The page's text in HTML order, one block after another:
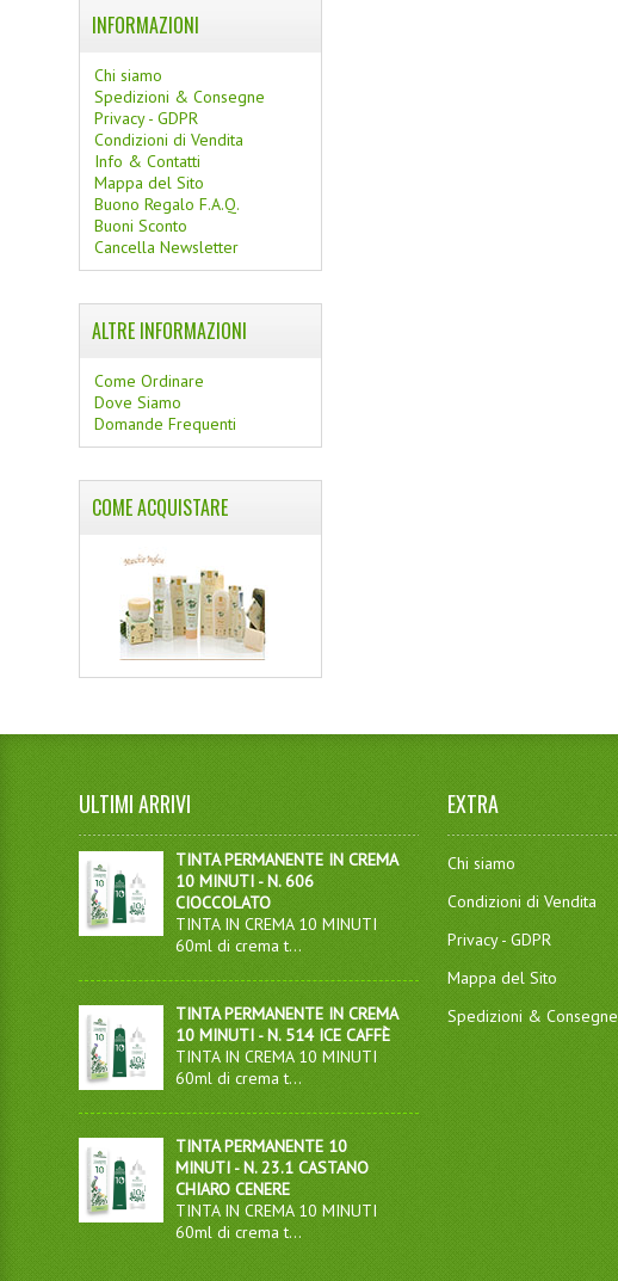
INFORMAZIONI
Chi siamo
Spedizioni & Consegne
Privacy - GDPR
Condizioni di Vendita
Info & Contatti
Mappa del Sito
Buono Regalo F.A.Q.
Buoni Sconto
Cancella Newsletter
ALTRE INFORMAZIONI
Come Ordinare
Dove Siamo
Domande Frequenti
COME ACQUISTARE
ULTIMI ARRIVI
TINTA PERMANENTE IN CREMA
10 MINUTI - N. 606
CIOCCOLATO
TINTA IN CREMA 10 MINUTI
60ml di crema t...
TINTA PERMANENTE IN CREMA
10 MINUTI - N. 514 ICE CAFFÈ
TINTA IN CREMA 10 MINUTI
60ml di crema t...
TINTA PERMANENTE 10
MINUTI - N. 23.1 CASTANO
CHIARO CENERE
TINTA IN CREMA 10 MINUTI
60ml di crema t...
EXTRA
Chi siamo
Condizioni di Vendita
Privacy - GDPR
Mappa del Sito
Spedizioni & Consegne